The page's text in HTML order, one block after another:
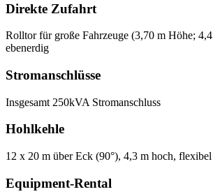
Direkte Zufahrt
Rolltor für große Fahrzeuge (3,70 m Höhe;
ebenerdig
Stromanschlüsse
Insgesamt 250kVA Stromanschluss
Hohlkehle
12 x 20 m über Eck (90°), 4,3 m hoch,
Equipment-Rental